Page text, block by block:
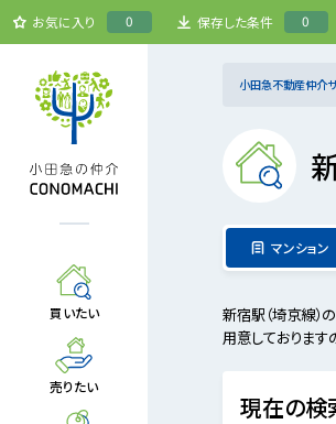
お気に入り 0 保存した条件 0
買いたい
売りたい
小田急不動産仲介
マンション
新宿駅（埼京線）
用意しております
現在の検